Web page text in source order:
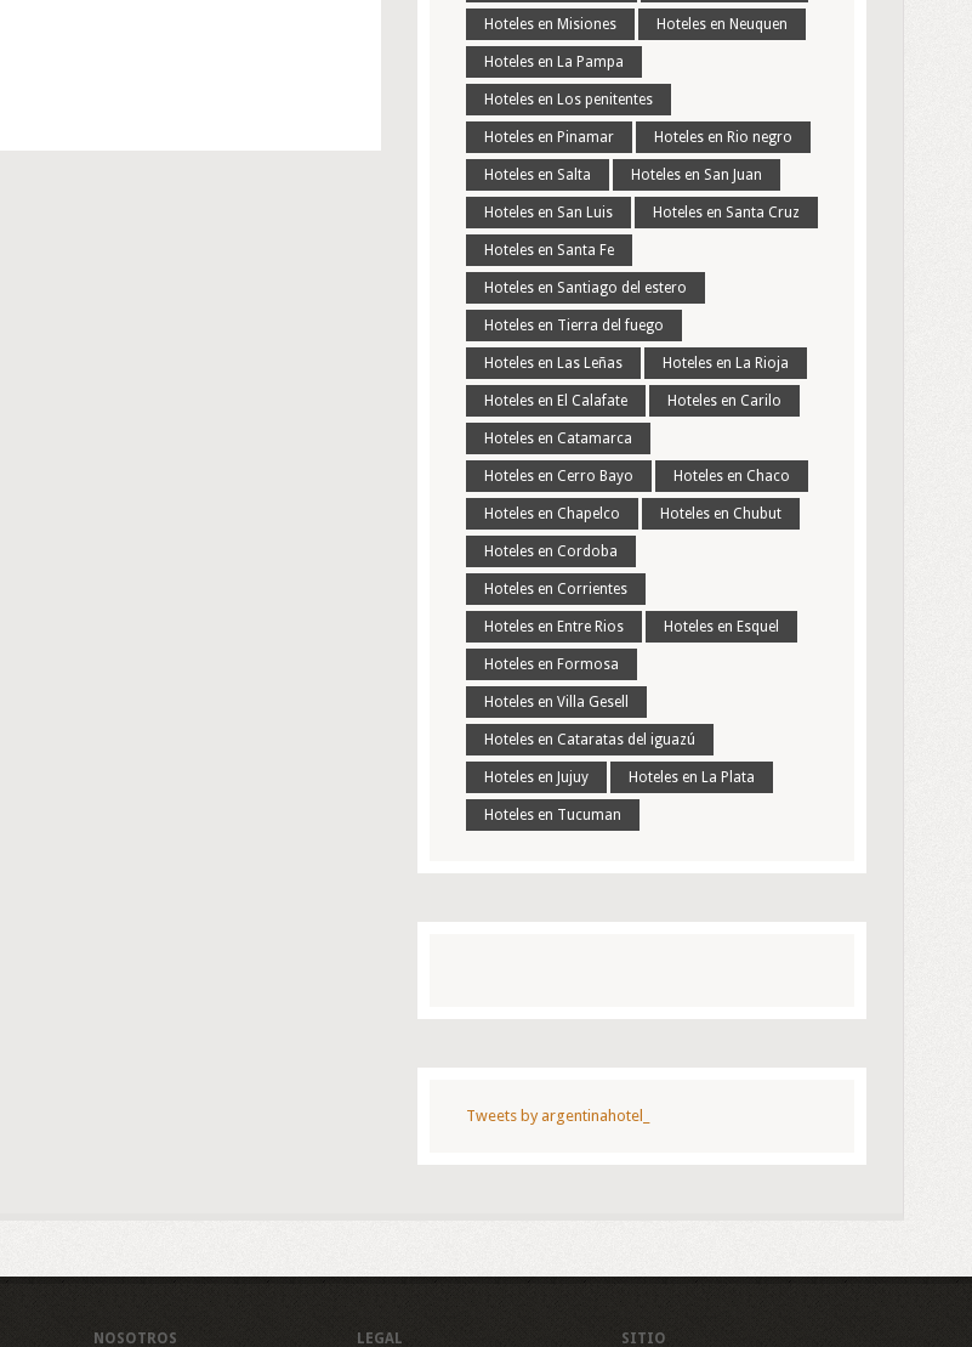
Hoteles en Misiones Hoteles en Neuquen
Hoteles en La Pampa
Hoteles en Los penitentes
Hoteles en Pinamar Hoteles en Rio negro
Hoteles en Salta Hoteles en San Juan
Hoteles en San Luis Hoteles en Santa Cruz
Hoteles en Santa Fe
Hoteles en Santiago del estero
Hoteles en Tierra del fuego
Hoteles en Las Leñas Hoteles en La Rioja
Hoteles en El Calafate Hoteles en Carilo
Hoteles en Catamarca
Hoteles en Cerro Bayo Hoteles en Chaco
Hoteles en Chapelco Hoteles en Chubut
Hoteles en Cordoba
Hoteles en Corrientes
Hoteles en Entre Rios Hoteles en Esquel
Hoteles en Formosa
Hoteles en Villa Gesell
Hoteles en Cataratas del iguazú
Hoteles en Jujuy Hoteles en La Plata
Hoteles en Tucuman
Tweets by argentinahotel_
NOSOTROS LEGAL SITIO